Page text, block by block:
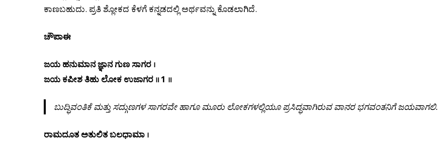
ಕಾಣಬಹುದು. ಪ್ರತಿ ಶ್ಲೋಕದ ಕೆಳಗೆ ಕನ್ನಡದಲ್ಲಿ ಅರ್ಥವನ್ನು ಕೊಡಲಾಗಿದೆ.
ಚೌಪಾಈ
ಜಯ ಹನುಮಾನ ಜ್ಞಾನ ಗುಣ ಸಾಗರ ।
ಜಯ ಕಪೀಶ ತಿಹು ಲೋಕ ಉಜಾಗರ ॥ 1 ॥
ಬುದ್ಧಿವಂತಿಕೆ ಮತ್ತು ಸದ್ಗುಣಗಳ ಸಾಗರವೇ ಹಾಗೂ ಮೂರು ಲೋಕಗಳಲ್ಲಿಯೂ ಪ್ರಸಿದ್ಧವಾಗಿರುವ ವಾನರ ಭಗವಂತನಿಗೆ ಜಯವಾಗಲಿ.
ರಾಮದೂತ ಅತುಲಿತ ಬಲಧಾಮಾ ।